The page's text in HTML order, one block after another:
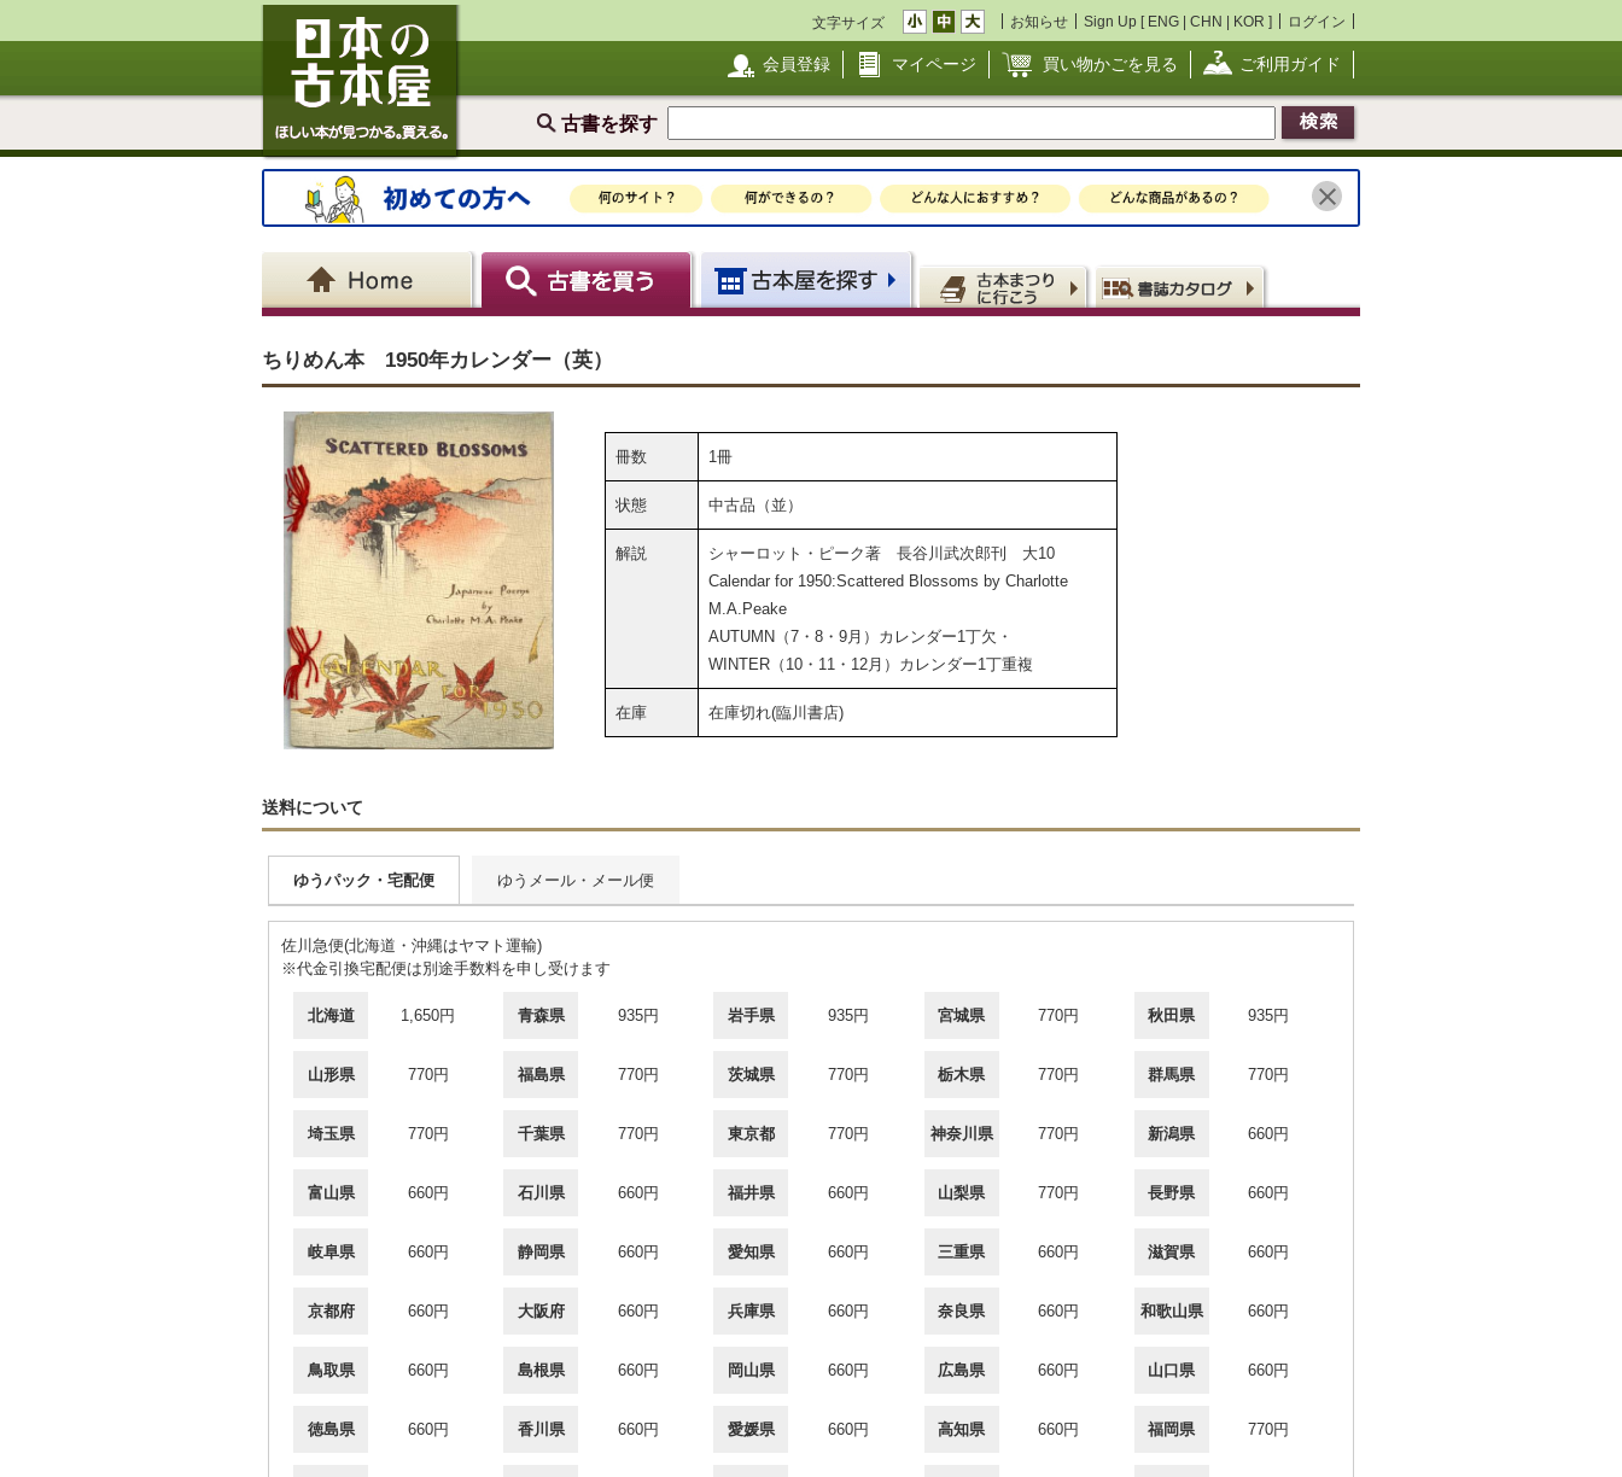
文字サイズ お知らせ Sign Up [ ENG | CHN | KOR ] ログイン
会員登録 マイページ 買い物かごを見る ご利用ガイド
古書を探す
ちりめん本 1950年カレンダー（英）
冊数 1冊
状態 中古品（並）
解説
シャーロット・ピーク著 長谷川武次郎刊 大10
Calendar for 1950:Scattered Blossoms by Charlotte
M.A.Peake
AUTUMN（7・8・9月）カレンダー1丁欠・
WINTER（10・11・12月）カレンダー1丁重複
在庫 在庫切れ(臨川書店)
送料について
ゆうパック・宅配便 ゆうメール・メール便
佐川急便(北海道・沖縄はヤマト運輸)
※代金引換宅配便は別途手数料を申し受けます
北海道 1,650円 青森県 935円 岩手県 935円 宮城県 770円 秋田県 935円
山形県 770円 福島県 770円 茨城県 770円 栃木県 770円 群馬県 770円
埼玉県 770円 千葉県 770円 東京都 770円 神奈川県 770円 新潟県 660円
富山県 660円 石川県 660円 福井県 660円 山梨県 770円 長野県 660円
岐阜県 660円 静岡県 660円 愛知県 660円 三重県 660円 滋賀県 660円
京都府 660円 大阪府 660円 兵庫県 660円 奈良県 660円 和歌山県 660円
鳥取県 660円 島根県 660円 岡山県 660円 広島県 660円 山口県 660円
徳島県 660円 香川県 660円 愛媛県 660円 高知県 660円 福岡県 770円